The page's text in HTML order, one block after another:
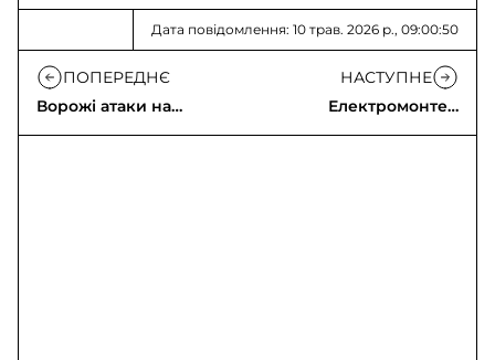
Дата повідомлення: 10 трав. 2026 р., 09:00:50
ПОПЕРЕДНЄ
Ворожі атаки на
Херсонщину та
НАСТУПНЕ
Електромонтер
високовольтної